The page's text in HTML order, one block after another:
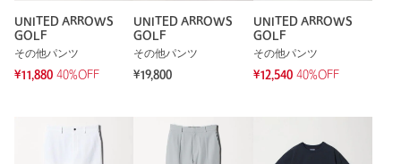
性別：
普段の着用サイズ：
参考になった
UNITED ARROWS
GOLF
その他パンツ
¥11,880 40%OFF
UNITED ARROWS
GOLF
その他パンツ
¥19,800
UNITED ARROWS
GOLF
その他パンツ
¥12,540 40%OFF